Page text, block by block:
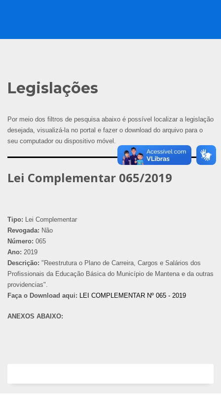
Legislações
Por meio dos filtros de pesquisa abaixo é possível localizar a legislação
desejada, visualizá-la no portal e fazer o download do arquivo para o
seu computador ou dispositivo móvel.
Lei Complementar 065/2019
Tipo: Lei Complementar
Revogada: Não
Número: 065
Ano: 2019
Descrição: "Reestrutura o Plano de Carreira, Cargos e Salários dos
Profissionais da Educação Básica do Município de Mantena e da outras
providencias".
Faça o Download aqui: LEI COMPLEMENTAR Nº 065 - 2019
ANEXOS ABAIXO: